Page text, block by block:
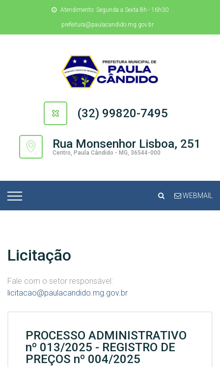
Atendimento: Segunda a Sexta 8h - 16h30
prefeitura@paulacandido.mg.gov.br
(32) 99820-7495
Rua Monsenhor Lisboa, 251
Centro, Paula Cândido - MG, 36544-000
WEBMAIL
Licitação
Fale com o setor responsável:
licitacao@paulacandido.mg.gov.br
PROCESSO ADMINISTRATIVO
nº 013/2025 - REGISTRO DE
PREÇOS nº 004/2025